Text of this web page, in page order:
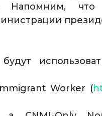
Напомним,
Worker (